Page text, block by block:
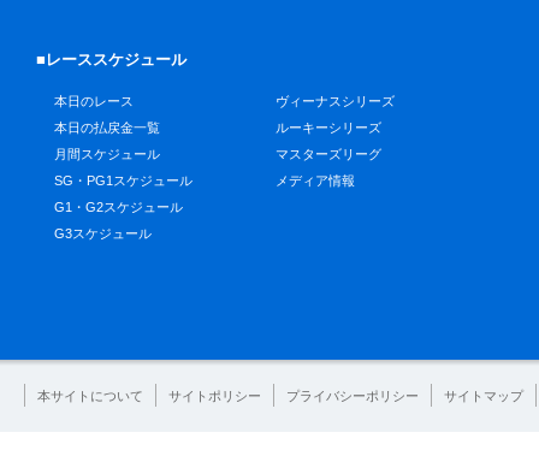
■レーススケジュール
本日のレース
本日の払戻金一覧
月間スケジュール
SG・PG1スケジュール
G1・G2スケジュール
G3スケジュール
ヴィーナスシリーズ
ルーキーシリーズ
マスターズリーグ
メディア情報
本サイトについて サイトポリシー プライバシーポリシー サイトマップ